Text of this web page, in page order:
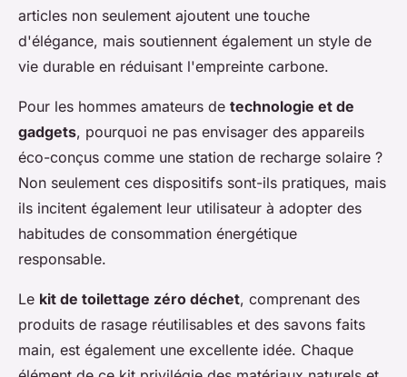
articles non seulement ajoutent une touche
d'élégance, mais soutiennent également un style de
vie durable en réduisant l'empreinte carbone.
Pour les hommes amateurs de technologie et de
gadgets, pourquoi ne pas envisager des appareils
éco-conçus comme une station de recharge solaire ?
Non seulement ces dispositifs sont-ils pratiques, mais
ils incitent également leur utilisateur à adopter des
habitudes de consommation énergétique
responsable.
Le kit de toilettage zéro déchet, comprenant des
produits de rasage réutilisables et des savons faits
main, est également une excellente idée. Chaque